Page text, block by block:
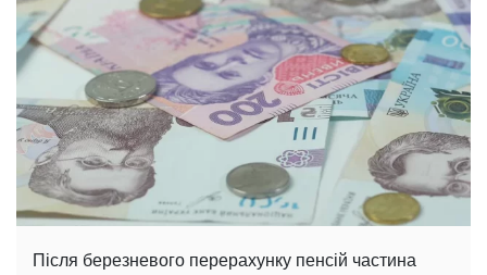
Після березневого перерахунку пенсій частина